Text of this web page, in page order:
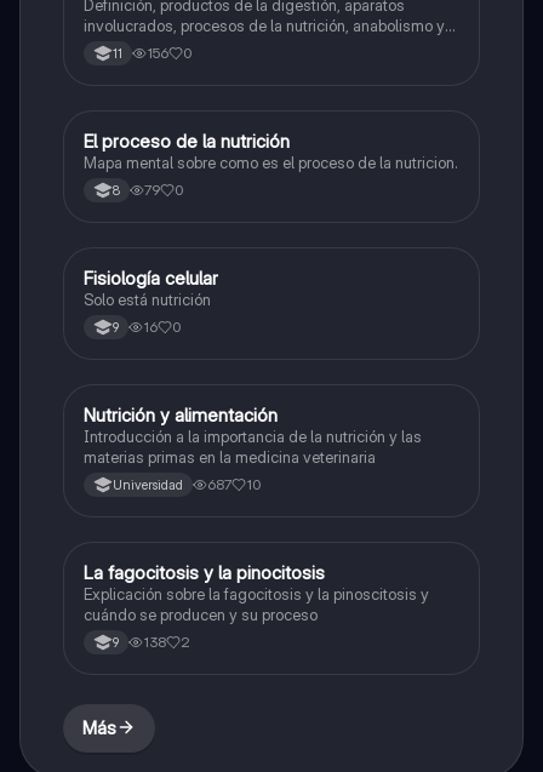
Definición, productos de la digestión, aparatos
involucrados, procesos de la nutrición, anabolismo y
catabolismo. Nutrición celular y nutricion en animales
11 156 0
Biologia
El proceso de la nutrición
Mapa mental sobre como es el proceso de la nutricion.
8 79 0
Biologia
Fisiología celular
Solo está nutrición
9 16 0
Química
Nutrición y alimentación
Introducción a la importancia de la nutrición y las
materias primas en la medicina veterinaria
Universidad 687 10
Biologia
La fagocitosis y la pinocitosis
Explicación sobre la fagocitosis y la pinoscitosis y
cuándo se producen y su proceso
9 138 2
Más